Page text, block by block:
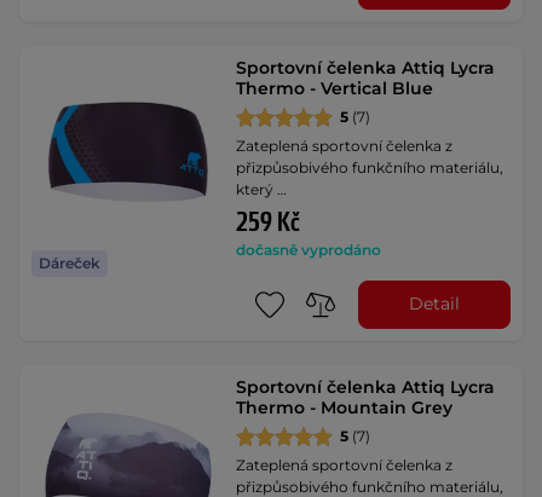
Dáreček
Sportovní čelenka Attiq Lycra
Thermo - Vertical Blue
5 (7)
Zateplená sportovní čelenka z
přizpůsobivého funkčního materiálu,
který …
259 Kč
dočasně vyprodáno
Detail
Sportovní čelenka Attiq Lycra
Thermo - Mountain Grey
5 (7)
Zateplená sportovní čelenka z
přizpůsobivého funkčního materiálu,